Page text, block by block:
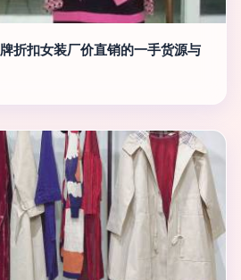
折扣女装厂价直销的一手货源与